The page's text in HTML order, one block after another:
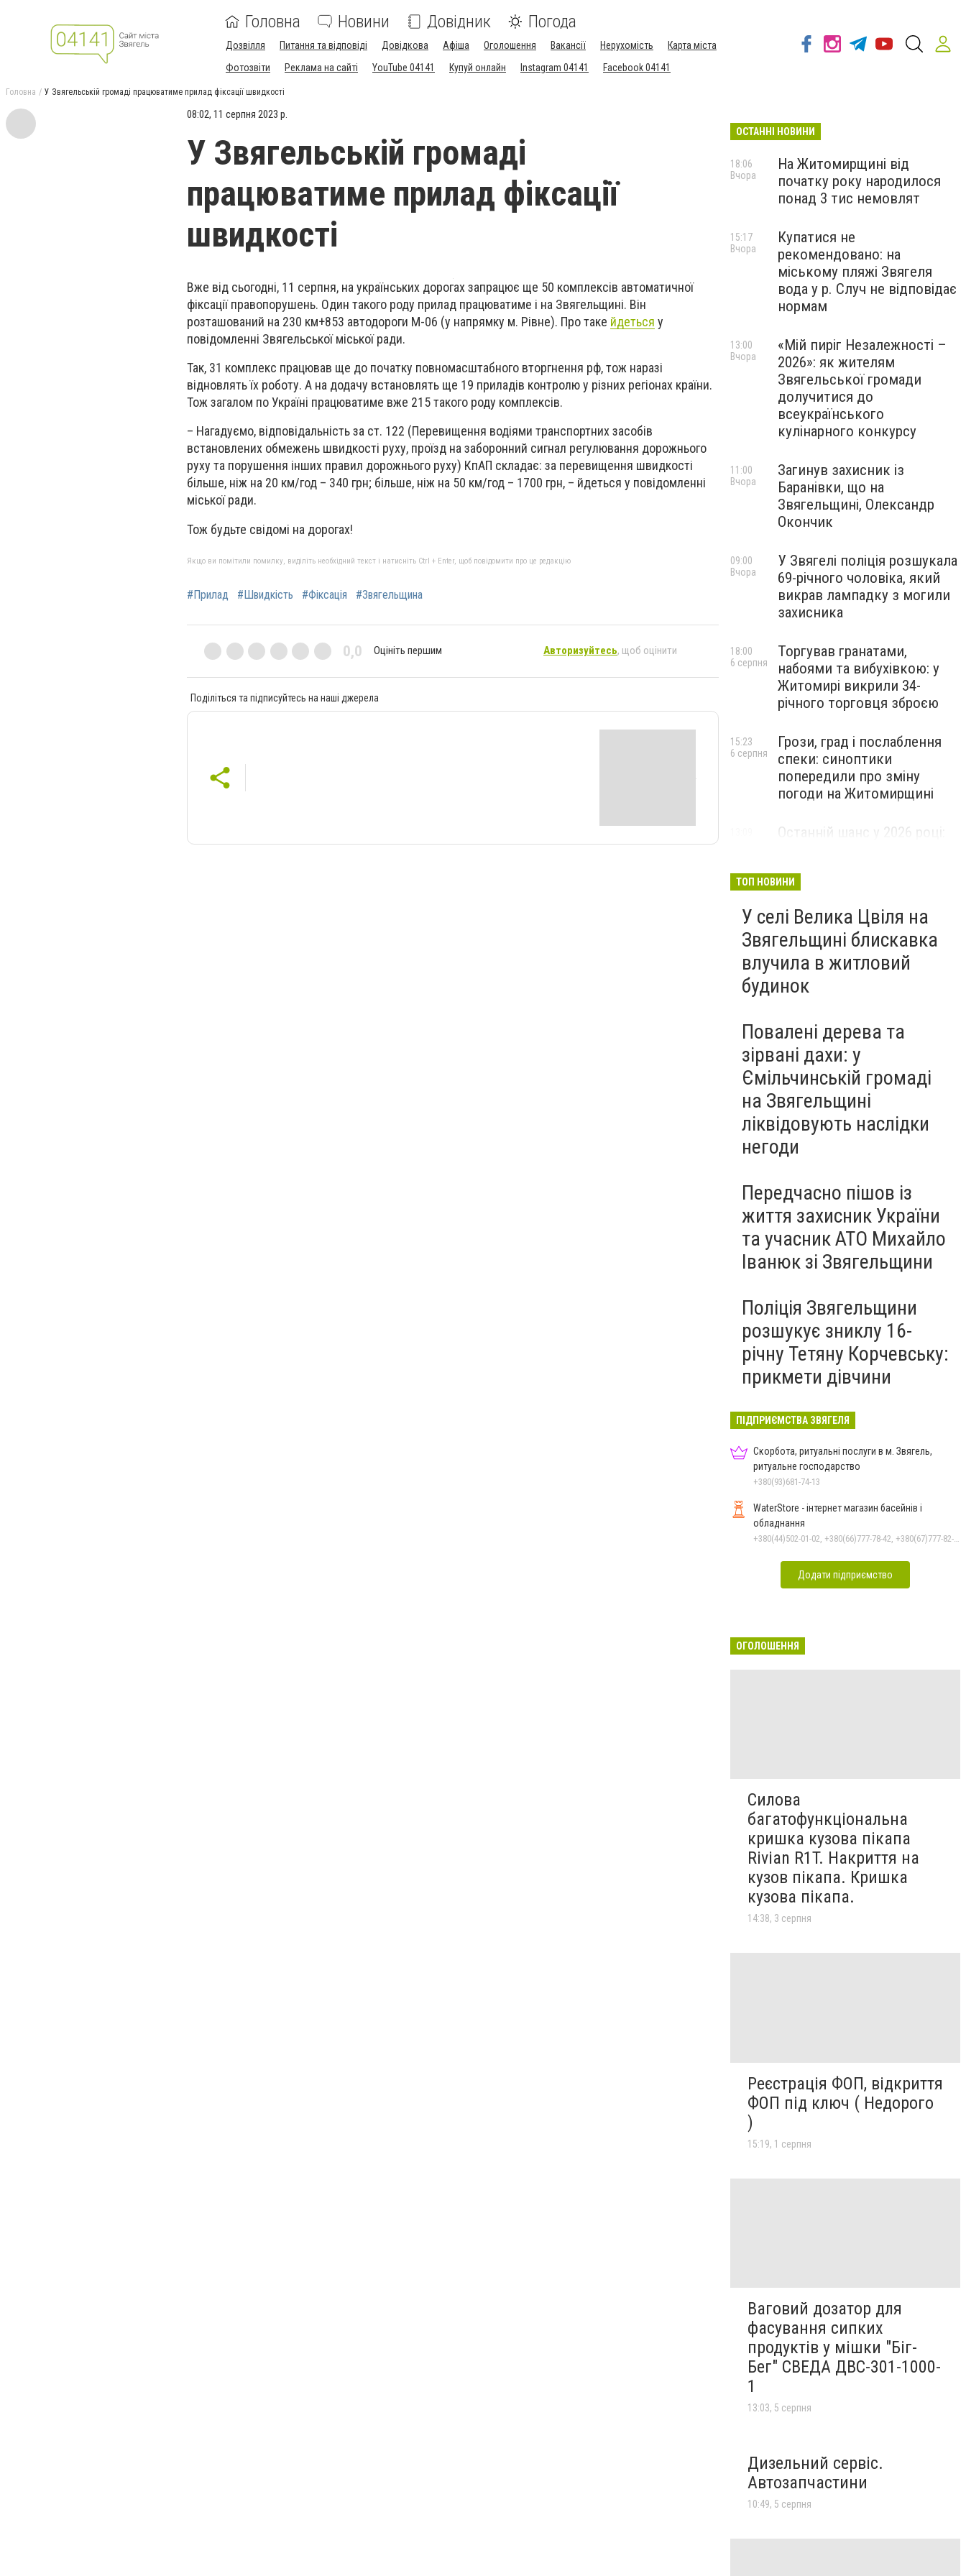
Головна Новини Довідник Погода
Дозвілля Питання та відповіді Довідкова Афіша Оголошення Вакансії Нерухомість
Карта міста
Фотозвіти
Реклама на сайті YouTube 04141 Купуй онлайн Instagram 04141 Facebook 04141
Головна У Звягельській громаді працюватиме прилад фіксації швидкості
08:02, 11 серпня 2023 р.
У Звягельській громаді
працюватиме прилад фіксації
швидкості
Вже від сьогодні, 11 серпня, на українських дорогах запрацює ще 50 комплексів автоматичної
фіксації правопорушень. Один такого роду прилад працюватиме і на Звягельщині. Він
розташований на 230 км+853 автодороги М-06 (у напрямку м. Рівне). Про таке йдеться у
повідомленні Звягельської міської ради.
Так, 31 комплекс працював ще до початку повномасштабного вторгнення рф, тож наразі
відновлять їх роботу. А на додачу встановлять ще 19 приладів контролю у різних регіонах країни.
Тож загалом по Україні працюватиме вже 215 такого роду комплексів.
– Нагадуємо, відповідальність за ст. 122 (Перевищення водіями транспортних засобів
встановлених обмежень швидкості руху, проїзд на заборонний сигнал регулювання дорожнього
руху та порушення інших правил дорожнього руху) КпАП складає: за перевищення швидкості
більше, ніж на 20 км/год – 340 грн; більше, ніж на 50 км/год – 1700 грн, – йдеться у повідомленні
міської ради.
Тож будьте свідомі на дорогах!
Якщо ви помітили помилку, виділіть необхідний текст і натисніть Ctrl + Enter, щоб повідомити про це редакцію
#Прилад #Швидкість #Фіксація #Звягельщина
0,0 Оцініть першим Авторизуйтесь, щоб оцінити
Поділіться та підписуйтесь на наші джерела
ОСТАННІ НОВИНИ
На Житомирщині від
початку року народилося
понад 3 тис немовлят
18:06
Вчора
Купатися не
рекомендовано: на
міському пляжі Звягеля
вода у р. Случ не відповідає
нормам
15:17
Вчора
«Мій пиріг Незалежності –
2026»: як жителям
Звягельської громади
долучитися до
всеукраїнського
кулінарного конкурсу
13:00
Вчора
Загинув захисник із
Баранівки, що на
Звягельщині, Олександр
Окончик
11:00
Вчора
У Звягелі поліція розшукала
69-річного чоловіка, який
викрав лампадку з могили
захисника
09:00
Вчора
Торгував гранатами,
набоями та вибухівкою: у
Житомирі викрили 34-
річного торговця зброєю
18:00
6 серпня
Грози, град і послаблення
спеки: синоптики
попередили про зміну
погоди на Житомирщині
15:23
6 серпня
Останній шанс у 2026 році:
майбутніх водійок автобусів
ТОП НОВИНИ
У селі Велика Цвіля на
Звягельщині блискавка
влучила в житловий
будинок
Повалені дерева та
зірвані дахи: у
Ємільчинській громаді
на Звягельщині
ліквідовують наслідки
негоди
Передчасно пішов із
життя захисник України
та учасник АТО Михайло
Іванюк зі Звягельщини
Поліція Звягельщини
розшукує зниклу 16-
річну Тетяну Корчевську:
прикмети дівчини
ПІДПРИЄМСТВА ЗВЯГЕЛЯ
Скорбота, ритуальні послуги в м. Звягель,
ритуальне господарство
+380(93)681-74-13
WaterStore - інтернет магазин басейнів і
обладнання
+380(44)502-01-02, +380(66)777-78-42, +380(67)777-82-19, +380(67)890-80-80, +380(73)890-80-80, +380(44)502-01-03
Додати підприємство
ОГОЛОШЕННЯ
Силова
багатофункціональна
кришка кузова пікапа
Rivian R1T. Накриття на
кузов пікапа. Кришка
кузова пікапа.
14:38, 3 серпня
Реєстрація ФОП, відкриття
ФОП під ключ ( Недорого
)
15:19, 1 серпня
Ваговий дозатор для
фасування сипких
продуктів у мішки "Біг-
Бег" СВЕДА ДВС-301-1000-
1
13:03, 5 серпня
Дизельний сервіс.
Автозапчастини
10:49, 5 серпня